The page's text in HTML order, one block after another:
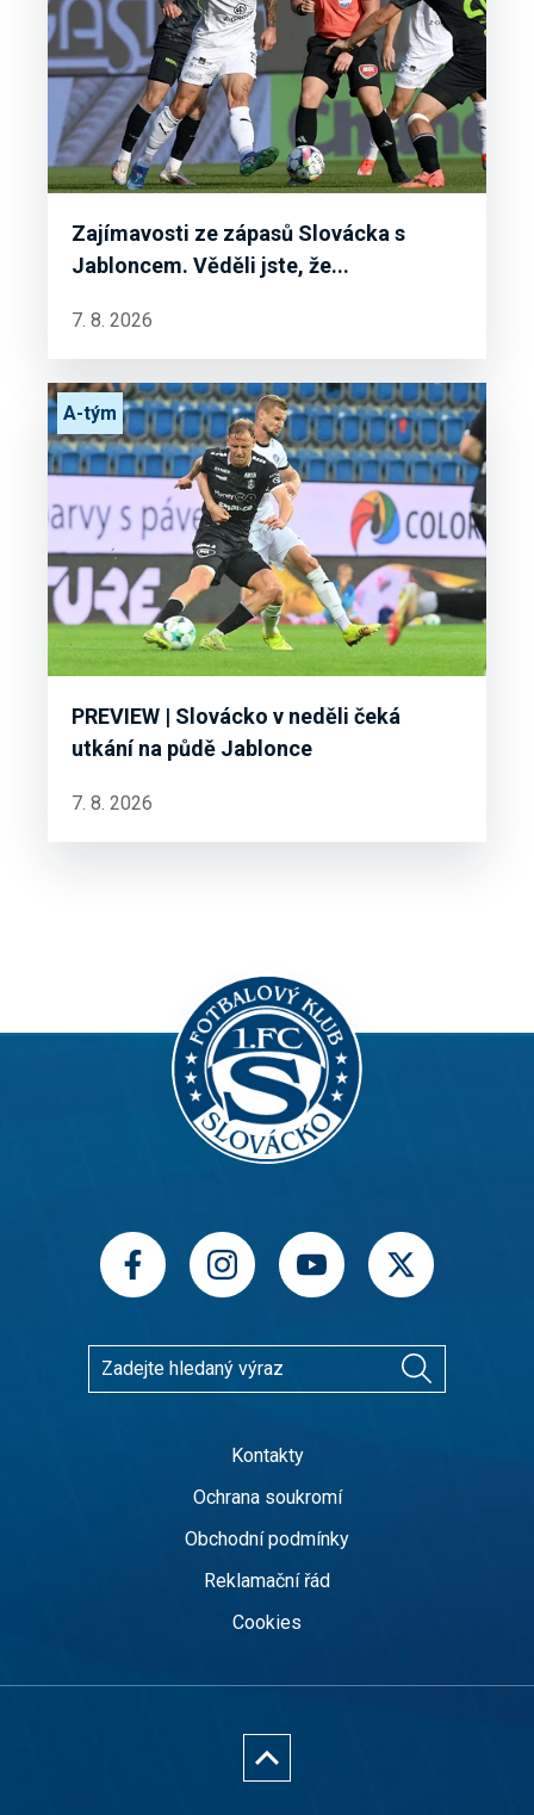
Zajímavosti ze zápasů Slovácka s
Jabloncem. Věděli jste, že...
7. 8. 2026
PREVIEW | Slovácko v neděli čeká
utkání na půdě Jablonce
A-tým
7. 8. 2026
Kontakty
Ochrana soukromí
Obchodní podmínky
Reklamační řád
Cookies